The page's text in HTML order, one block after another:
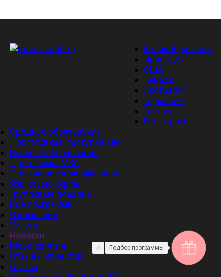
Великобритания
Ирландия
США
Канада
Австралия
Германия
Греция
Все страны
Среднее образование
Подготовка к поступлению
Высшее образование
Программы MBA
Повышение квалификации
Языковые курсы
Групповые поездки
Все программы
О компании
Услуги
Новости
Мероприятия
Отзывы клиентов
Статьи
Подбор программы